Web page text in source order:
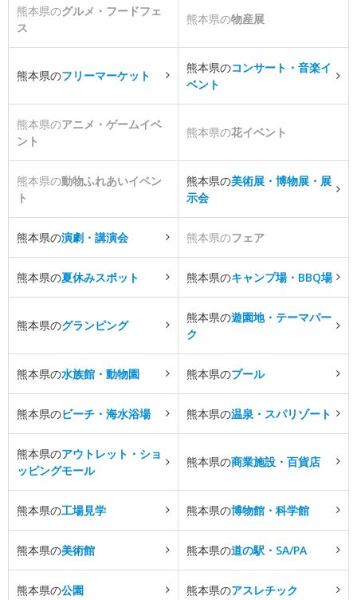
熊本県のグルメ・フードフェ
ス
熊本県の物産展
熊本県のフリーマーケット
熊本県のコンサート・音楽イ
ベント
熊本県のアニメ・ゲームイベ
ント
熊本県の花イベント
熊本県の動物ふれあいイベン
ト
熊本県の美術展・博物展・展
示会
熊本県の演劇・講演会 熊本県のフェア
熊本県の夏休みスポット 熊本県のキャンプ場・BBQ場
熊本県のグランピング
熊本県の遊園地・テーマパー
ク
熊本県の水族館・動物園 熊本県のプール
熊本県のビーチ・海水浴場 熊本県の温泉・スパリゾート
熊本県のアウトレット・ショ
ッピングモール
熊本県の商業施設・百貨店
熊本県の工場見学 熊本県の博物館・科学館
熊本県の美術館 熊本県の道の駅・SA/PA
熊本県の公園 熊本県のアスレチック